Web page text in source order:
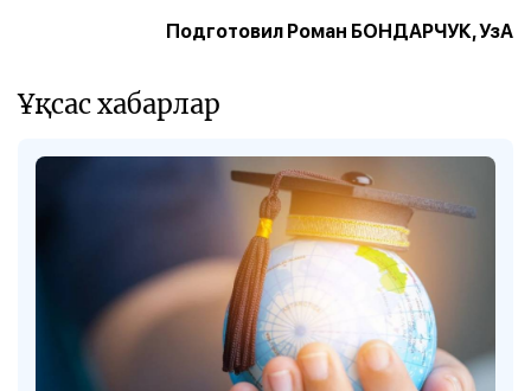
Подготовил Роман БОНДАРЧУК, УзА
Ұқсас хабарлар